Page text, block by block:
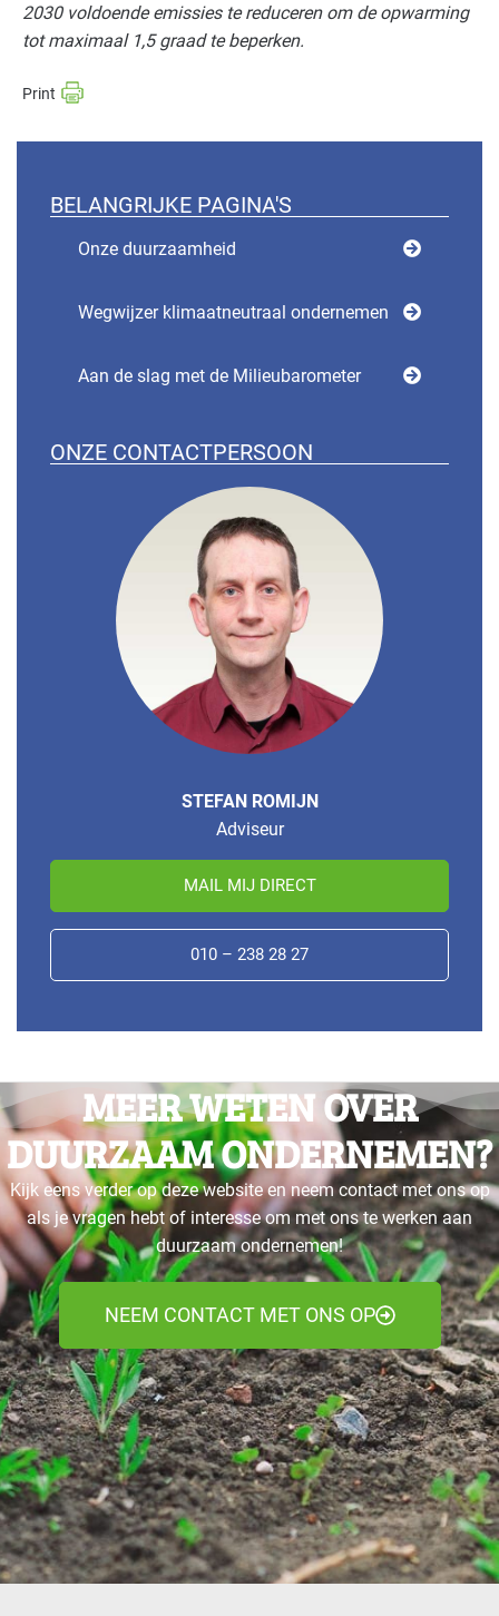
2030 voldoende emissies te reduceren om de opwarming
tot maximaal 1,5 graad te beperken.
BELANGRIJKE PAGINA'S
Onze duurzaamheid
Wegwijzer klimaatneutraal ondernemen
Aan de slag met de Milieubarometer
ONZE CONTACTPERSOON
STEFAN ROMIJN
Adviseur
MAIL MIJ DIRECT
010 – 238 28 27
MEER WETEN OVER
DUURZAAM ONDERNEMEN?
Kijk eens verder op deze website en neem contact met ons op
als je vragen hebt of interesse om met ons te werken aan
duurzaam ondernemen!
NEEM CONTACT MET ONS OP